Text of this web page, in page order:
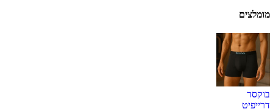
מומלצים
בוקסר
דרייפיט